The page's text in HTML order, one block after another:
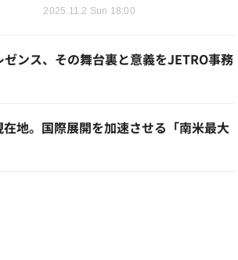
2025.11.2 Sun 18:00
ンス、その舞台裏と意義をJETRO事務
地。国際展開を加速させる「南米最大